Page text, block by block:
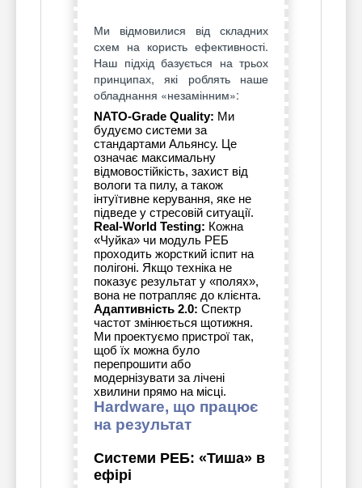
Ми відмовилися від складних
схем на користь ефективності.
Наш підхід базується на трьох
принципах, які роблять наше
обладнання «незамінним»:
NATO-Grade Quality: Ми
будуємо системи за
стандартами Альянсу. Це
означає максимальну
відмовостійкість, захист від
вологи та пилу, а також
інтуїтивне керування, яке не
підведе у стресовій ситуації.
Real-World Testing: Кожна
«Чуйка» чи модуль РЕБ
проходить жорсткий іспит на
полігоні. Якщо техніка не
показує результат у «полях»,
вона не потрапляє до клієнта.
Адаптивність 2.0: Спектр
частот змінюється щотижня.
Ми проектуємо пристрої так,
щоб їх можна було
перепрошити або
модернізувати за лічені
хвилини прямо на місці.
Hardware, що працює
на результат
Системи РЕБ: «Тиша» в
ефірі